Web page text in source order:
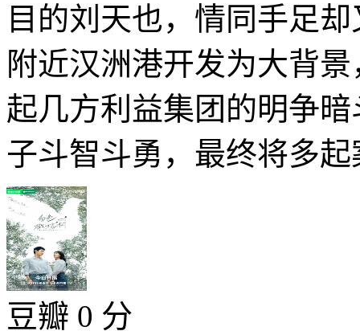
目的刘天也，情同手足
附近汉洲港开发为大背
起几方利益集团的明争
子斗智斗勇，最终将多
豆瓣 0 分